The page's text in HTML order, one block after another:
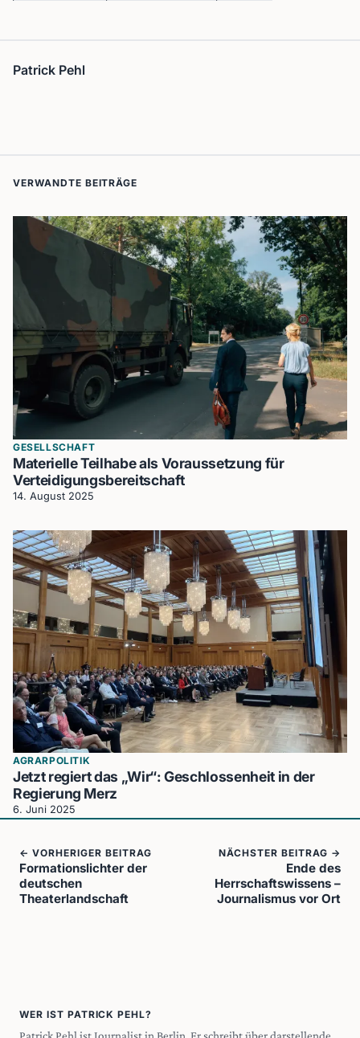
Patrick Pehl
VERWANDTE BEITRÄGE
GESELLSCHAFT
Materielle Teilhabe als Voraussetzung für
Verteidigungsbereitschaft
14. August 2025
AGRARPOLITIK
Jetzt regiert das „Wir“: Geschlossenheit in der
Regierung Merz
6. Juni 2025
← VORHERIGER BEITRAG
Formationslichter der
deutschen
Theaterlandschaft
NÄCHSTER BEITRAG →
Ende des
Herrschaftswissens –
Journalismus vor Ort
WER IST PATRICK PEHL?
Patrick Pehl ist Journalist in Berlin. Er schreibt über darstellende